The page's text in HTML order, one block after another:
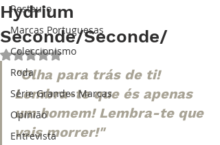
Restauro
Marcas Portuguesas
Coleccionismo
Roda
Série Grandes Marcas
Opinião
Entrevista
Hydrium
Seconde/Seconde/
Avaliado com NaN de 5 estrelas.
"Olha para trás de ti!
Lembra-te que és apenas
um homem! Lembra-te que
vais morrer!"